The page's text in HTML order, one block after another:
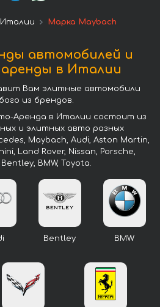
Марка Maybach
автомобилей и
в Италии
Вам элитные автомобили
из брендов.
Аренда в Италии состоит из
и элитных авто разных
Maybach, Audi, Aston Martin,
Land Rover, Nissan, Porsche,
BMW, Toyota.
Bentley BMW